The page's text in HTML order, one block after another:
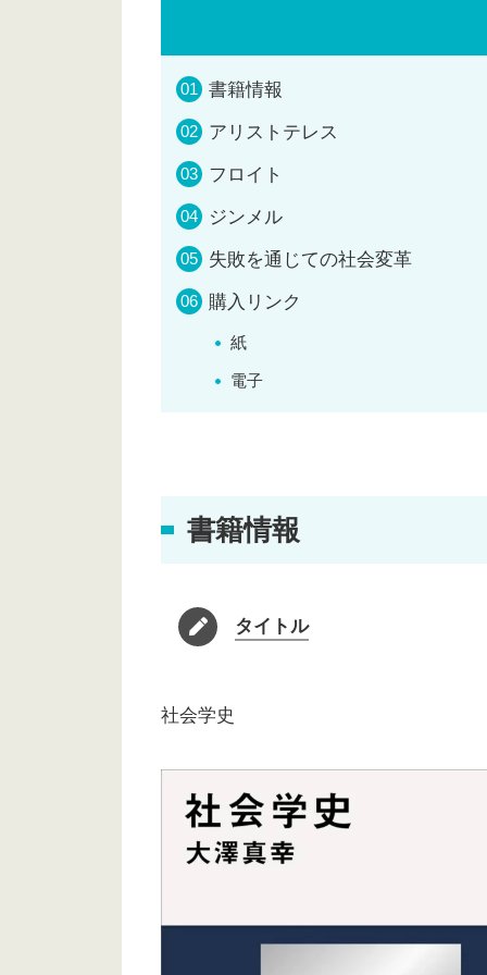
書籍情報
アリストテレス
フロイト
ジンメル
失敗を通じての社会変革
購入リンク
紙
電子
書籍情報
タイトル
社会学史